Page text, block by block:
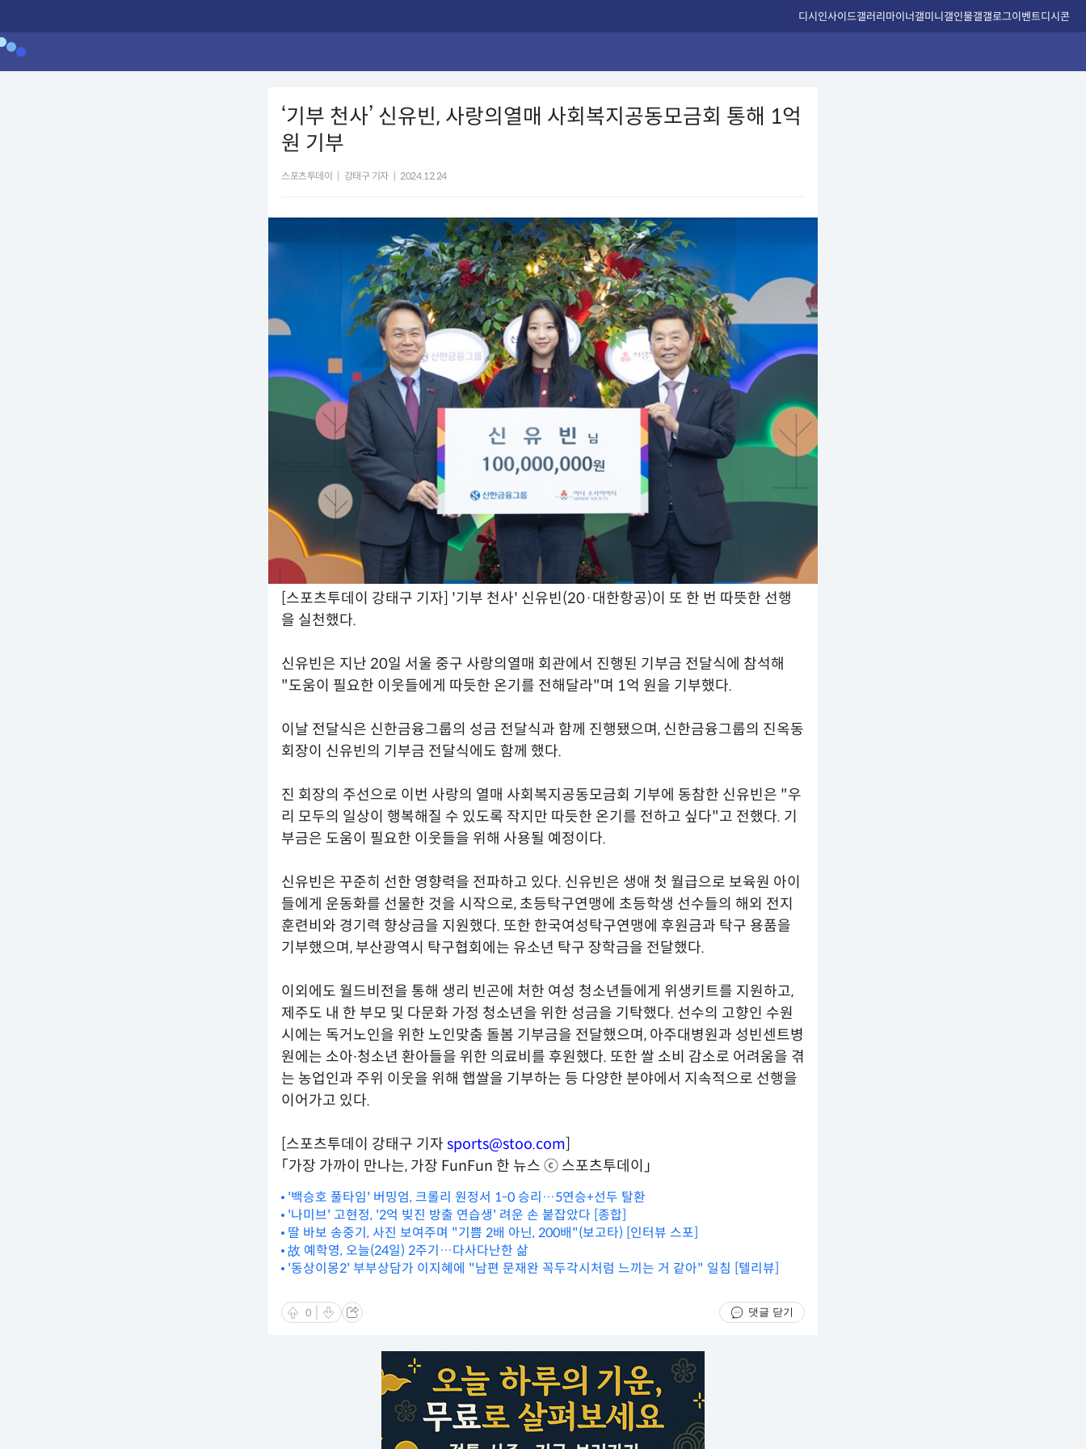
디시인사이드갤러리마이너갤미니갤인물갤갤로그이벤트디시콘
‘기부 천사’ 신유빈, 사랑의열매 사회복지공동모금회 통해 1억
원 기부
스포츠투데이 강태구 기자 2024.12.24
[스포츠투데이 강태구 기자] '기부 천사' 신유빈(20·대한항공)이 또 한 번 따뜻한 선행
을 실천했다.
신유빈은 지난 20일 서울 중구 사랑의열매 회관에서 진행된 기부금 전달식에 참석해
"도움이 필요한 이웃들에게 따듯한 온기를 전해달라"며 1억 원을 기부했다.
이날 전달식은 신한금융그룹의 성금 전달식과 함께 진행됐으며, 신한금융그룹의 진옥동
회장이 신유빈의 기부금 전달식에도 함께 했다.
진 회장의 주선으로 이번 사랑의 열매 사회복지공동모금회 기부에 동참한 신유빈은 "우
리 모두의 일상이 행복해질 수 있도록 작지만 따듯한 온기를 전하고 싶다"고 전했다. 기
부금은 도움이 필요한 이웃들을 위해 사용될 예정이다.
신유빈은 꾸준히 선한 영향력을 전파하고 있다. 신유빈은 생애 첫 월급으로 보육원 아이
들에게 운동화를 선물한 것을 시작으로, 초등탁구연맹에 초등학생 선수들의 해외 전지
훈련비와 경기력 향상금을 지원했다. 또한 한국여성탁구연맹에 후원금과 탁구 용품을
기부했으며, 부산광역시 탁구협회에는 유소년 탁구 장학금을 전달했다.
이외에도 월드비전을 통해 생리 빈곤에 처한 여성 청소년들에게 위생키트를 지원하고,
제주도 내 한 부모 및 다문화 가정 청소년을 위한 성금을 기탁했다. 선수의 고향인 수원
시에는 독거노인을 위한 노인맞춤 돌봄 기부금을 전달했으며, 아주대병원과 성빈센트병
원에는 소아∙청소년 환아들을 위한 의료비를 후원했다. 또한 쌀 소비 감소로 어려움을 겪
는 농업인과 주위 이웃을 위해 햅쌀을 기부하는 등 다양한 분야에서 지속적으로 선행을
이어가고 있다.
[스포츠투데이 강태구 기자 sports@stoo.com
「가장 가까이 만나는, 가장 FunFun 한 뉴스 ⓒ 스포츠투데이」
'백승호 풀타임' 버밍엄, 크롤리 원정서 1-0 승리…5연승+선두 탈환
'나미브' 고현정, '2억 빚진 방출 연습생' 려운 손 붙잡았다 [종합]
딸 바보 송중기, 사진 보여주며 "기쁨 2배 아닌, 200배"(보고타) [인터뷰 스포]
故 예학영, 오늘(24일) 2주기…다사다난한 삶
'동상이몽2' 부부상담가 이지혜에 "남편 문재완 꼭두각시처럼 느끼는 거 같아" 일침 [텔리뷰]
0 댓글 닫기